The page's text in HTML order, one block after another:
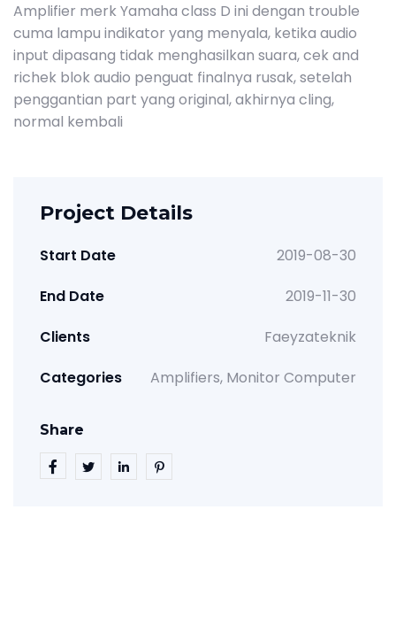
Amplifier merk Yamaha class D ini dengan trouble
cuma lampu indikator yang menyala, ketika audio
input dipasang tidak menghasilkan suara, cek and
richek blok audio penguat finalnya rusak, setelah
penggantian part yang original, akhirnya cling,
normal kembali
Project Details
Start Date
2019-08-30
End Date
2019-11-30
Clients
Faeyzateknik
Categories
Amplifiers Monitor Computer
Share